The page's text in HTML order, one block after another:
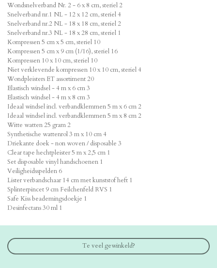
Wondsnelverband Nr. 2 - 6 x 8 cm, steriel 2
Snelverband nr.1 NL - 12 x 12 cm, steriel 4
Snelverband nr.2 NL - 18 x 18 cm, steriel 2
Snelverband nr.3 NL - 18 x 28 cm, steriel 1
Kompressen 5 cm x 5 cm, steriel 10
Kompressen 5 cm x 9 cm (1/16), steriel 16
Kompressen 10 x 10 cm, steriel 10
Niet verklevende kompressen 10 x 10 cm, steriel 4
Wondpleisters ET assortiment 20
Elastisch windsel - 4 m x 6 cm 3
Elastisch windsel - 4 m x 8 cm 3
Ideaal windsel incl. verbandklemmen 5 m x 6 cm 2
Ideaal windsel incl. verbandklemmen 5 m x 8 cm 2
Witte watten 25 gram 2
Synthetische wattenrol 3 m x 10 cm 4
Driekante doek - non woven / disposable 3
Clear tape hechtpleister 5 m x 2,5 cm 1
Set disposable vinyl handschoenen 1
Veiligheidsspelden 6
Lister verbandschaar 14 cm met kunststof heft 1
Splinterpincet 9 cm Feilchenfeld RVS 1
Safe Kiss beademingsdoekje 1
Desinfectans 30 ml 1
Te veel gewinkeld?